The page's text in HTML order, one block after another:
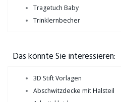
Tragetuch Baby
Trinklernbecher
Das könnte Sie interessieren:
3D Stift Vorlagen
Abschwitzdecke mit Halsteil